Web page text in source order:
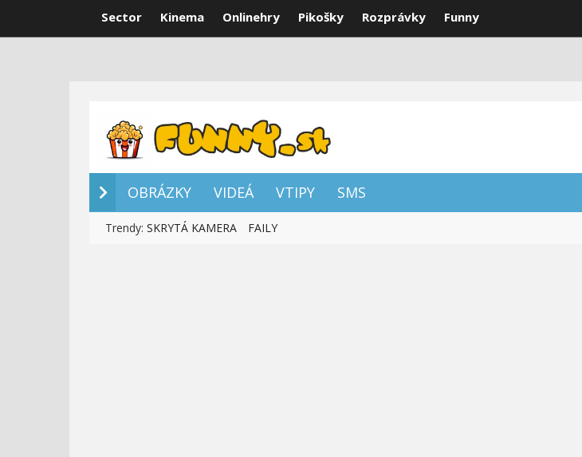
Sector Kinema Onlinehry Pikošky Rozprávky Funny
OBRÁZKY VIDEÁ VTIPY SMS
Trendy: SKRYTÁ KAMERA FAILY